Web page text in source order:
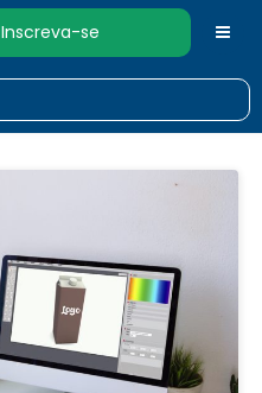
Inscreva-se